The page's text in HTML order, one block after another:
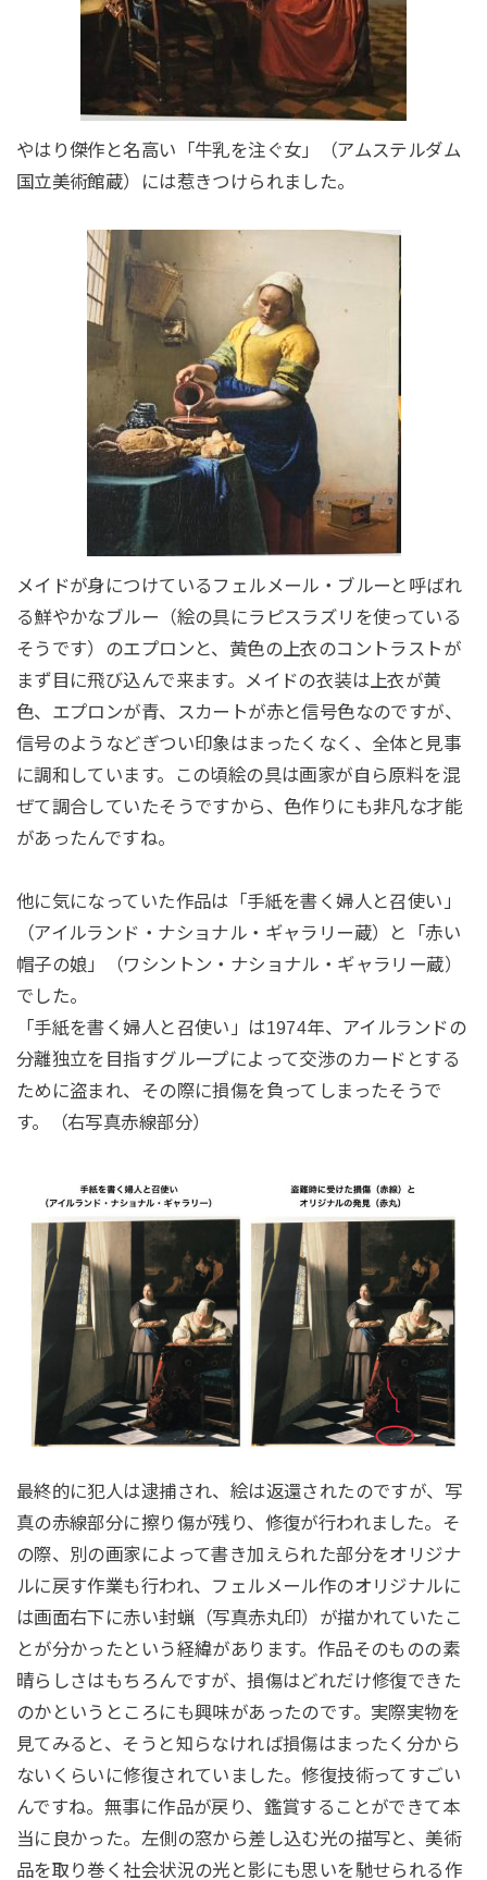
やはり傑作と名高い「牛乳を注ぐ女」（アムステルダム
国立美術館蔵）には惹きつけられました。
メイドが身につけているフェルメール・ブルーと呼ばれ
る鮮やかなブルー（絵の具にラピスラズリを使っている
そうです）のエプロンと、黄色の上衣のコントラストが
まず目に飛び込んで来ます。メイドの衣装は上衣が黄
色、エプロンが青、スカートが赤と信号色なのですが、
信号のようなどぎつい印象はまったくなく、全体と見事
に調和しています。この頃絵の具は画家が自ら原料を混
ぜて調合していたそうですから、色作りにも非凡な才能
があったんですね。
他に気になっていた作品は「手紙を書く婦人と召使い」
（アイルランド・ナショナル・ギャラリー蔵）と「赤い
帽子の娘」（ワシントン・ナショナル・ギャラリー蔵）
でした。
「手紙を書く婦人と召使い」は1974年、アイルランドの
分離独立を目指すグループによって交渉のカードとする
ために盗まれ、その際に損傷を負ってしまったそうで
す。（右写真赤線部分）
最終的に犯人は逮捕され、絵は返還されたのですが、写
真の赤線部分に擦り傷が残り、修復が行われました。そ
の際、別の画家によって書き加えられた部分をオリジナ
ルに戻す作業も行われ、フェルメール作のオリジナルに
は画面右下に赤い封蝋（写真赤丸印）が描かれていたこ
とが分かったという経緯があります。作品そのものの素
晴らしさはもちろんですが、損傷はどれだけ修復できた
のかというところにも興味があったのです。実際実物を
見てみると、そうと知らなければ損傷はまったく分から
ないくらいに修復されていました。修復技術ってすごい
んですね。無事に作品が戻り、鑑賞することができて本
当に良かった。左側の窓から差し込む光の描写と、美術
品を取り巻く社会状況の光と影にも思いを馳せられる作